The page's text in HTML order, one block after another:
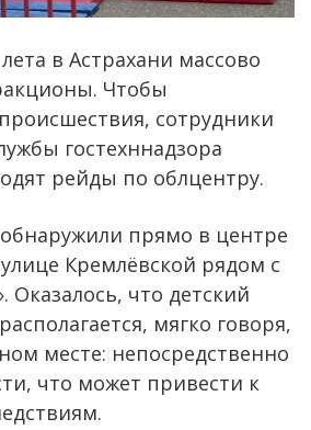
в Астрахани массово
Чтобы
сотрудники
гостехннадзора
рейды по облцентру.
прямо в центре
Кремлёвской рядом с
Оказалось, что детский
мягко говоря,
месте: непосредственно
что может привести к